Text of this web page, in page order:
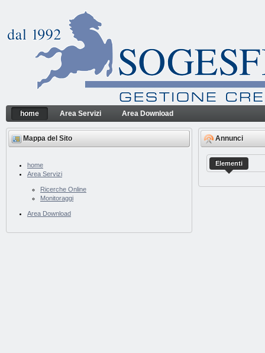
Sogesfin Srl
home
Navigazione
home Area Servizi Area Download
Mappa del Sito
home
Area Servizi
Ricerche Online
Monitoraggi
Area Download
Annunci
Elementi